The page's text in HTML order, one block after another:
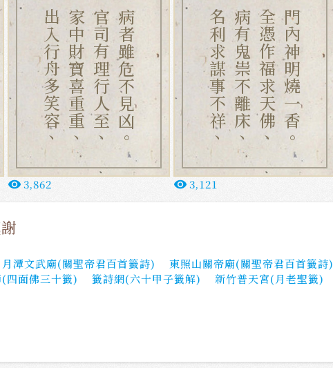
出入行舟多笑容、家中財寶喜重重、官司有理行人至、病者雖危不見凶。
remove_red_eye 3,862
名利求謀事不祥、病有鬼祟不離床、全憑作福求天佛、門內神明燒一香。
remove_red_eye 3,121
月潭文武廟(關聖帝君百首籤詩) 東照山關帝廟(關聖帝君百首籤詩)
四面佛三十籤)
籤詩網(六十甲子籤解) 新竹普天宮(月老聖籤)